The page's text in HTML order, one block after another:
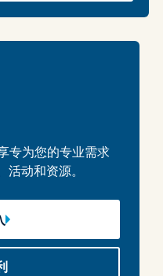
专为您的专业需求
动和资源。